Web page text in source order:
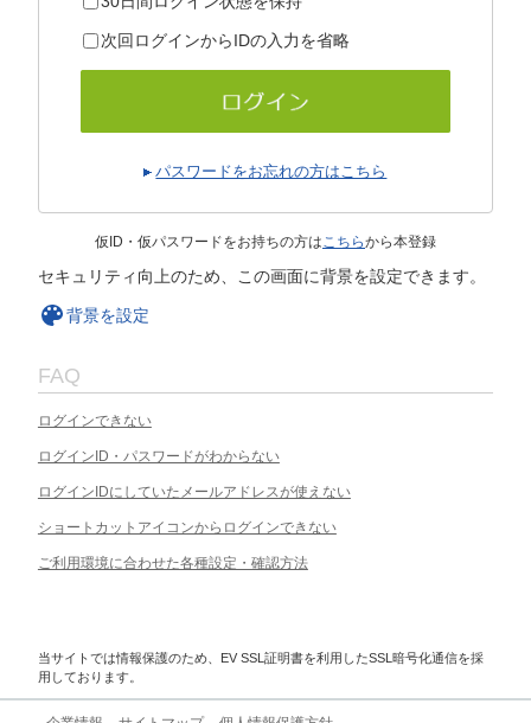
次回ログインからIDの入力を省略
パスワードをお忘れの方はこちら
仮ID・仮パスワードをお持ちの方はこちらから本登録
セキュリティ向上のため、この画面に背景を設定できます。
背景を設定
FAQ
ログインできない
ログインID・パスワードがわからない
ログインIDにしていたメールアドレスが使えない
ショートカットアイコンからログインできない
ご利用環境に合わせた各種設定・確認方法
当サイトでは情報保護のため、EV SSL証明書を利用したSSL暗号化通信を採
用しております。